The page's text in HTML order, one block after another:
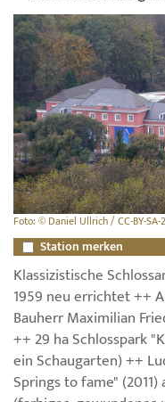
Foto: © Daniel Ullrich / CC-BY-
Station merken
Klassizistische
1959 neu errichtet ++
Bauherr Maximilian
++ 29 ha Schlosspark
ein Schaugarten) ++
Springs to fame"